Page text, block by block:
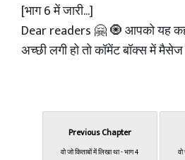
[भाग 6 में जारी...]
Dear readers 🤗 🧿 आपको यह
अच्छी लगी हो तो कॉमेंट बॉक्स में
Previous Chapter
वो जो किताबों में लिखा था - भाग 4